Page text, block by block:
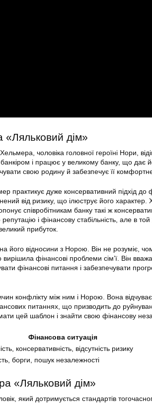
«Ляльковий дім»
чоловіка головної героїні Нори,
і працює у великому банку, що дає
свою родину й забезпечує її
практикує дуже консервативний підхід до
від ризику, що ілюструє його характер.
співробітникам банку такі ж
і фінансову стабільність, але в
прибуток.
його відносини з Норою. Він не розуміє,
фінансові проблеми сім’ї. Він
фінансові питання і забезпечувати
конфлікту між ним і Норою. Вона
питаннях, що призводить до
цей шаблон і знайти свою фінансову
Фінансова ситуація
консервативність, відсутність ризику
борги, пошук незалежності
«Ляльковий дім»
який дотримується стандартів